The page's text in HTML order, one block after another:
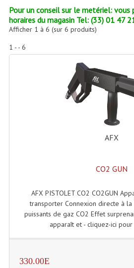
Faire Votre
CATÉGORIES
Accessoires Pieds
Accessoires
Accessoires Micro,
Pieds
Selecteurs Audio
Amplificateurs
Pour un conseil sur le metériel: vous
horaires du magasin Tel: (33) 01 47
Afficher 1 à 6 (sur 6 produits)
1 - - 6
AFX
CO2 GUN
AFX PISTOLET CO2 CO2GUN
transporter Connexion directe à
puissants de gaz CO2 Effet
apparaît et - cliquez-ici
330.00E